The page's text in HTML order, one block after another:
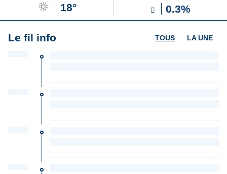
18° 0.3%
Le fil info LA UNE
TOUS